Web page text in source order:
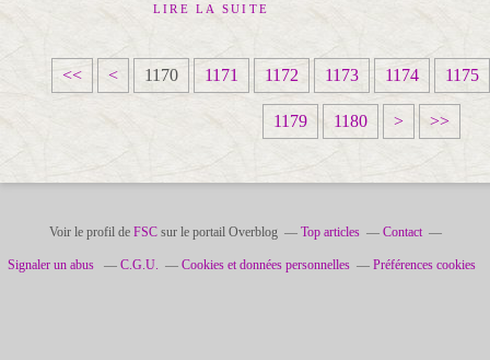
LIRE LA SUITE
<< <
11111111170 1171 1172 1173 1174 1175
1179 1180
1
9
1
0
1
0
1
0
> >>
Voir le profil de FSCsur le portail Overblog Top articles Contact
Signaler un abus C.G.U. Cookies et données personnelles Préférences cookies